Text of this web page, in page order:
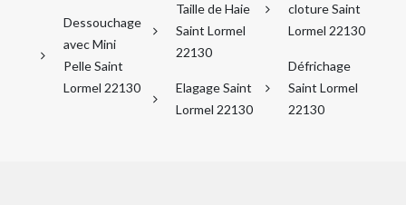
Dessouchage
avec Mini
Pelle Saint
Lormel 22130
Taille de Haie
Saint Lormel
22130
Elagage Saint
Lormel 22130
cloture Saint
Lormel 22130
Défrichage
Saint Lormel
22130